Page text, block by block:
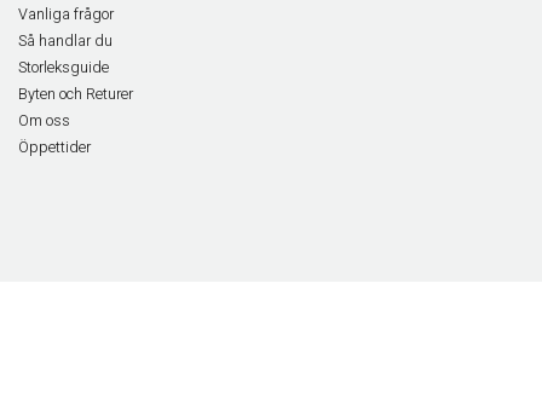
Vanliga frågor
Så handlar du
Storleksguide
Byten och Returer
Om oss
Öppettider